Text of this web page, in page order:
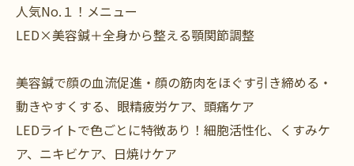
人気No.１！メニュー
LED×美容鍼＋全身から整える顎関節調整
美容鍼で顔の血流促進・顔の筋肉をほぐす引き締める・
動きやすくする、眼精疲労ケア、頭痛ケア
LEDライトで色ごとに特徴あり！細胞活性化、くすみケ
ア、ニキビケア、日焼けケア